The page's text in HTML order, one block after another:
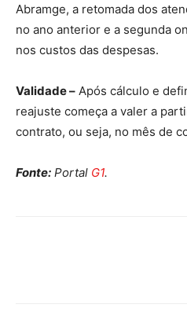
Abramge, a retomada dos
no ano anterior e a segunda
nos custos das despesas.
Validade – Após cálculo e
reajuste começa a valer a
contrato, ou seja, no mês de
Fonte: Portal G1.